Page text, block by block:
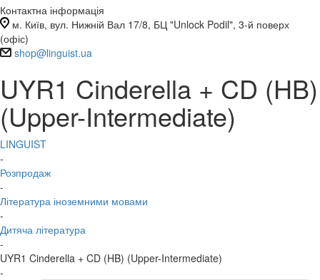
Контактна інформація
м. Київ, вул. Нижній Вал 17/8, БЦ "Unlock Podil", 3-й поверх
(офіс)
shop@linguist.ua
UYR1 Cinderella + CD (HB)
(Upper-Intermediate)
LINGUIST
-
Розпродаж
-
Література іноземними мовами
-
Дитяча література
-
UYR1 Cinderella + CD (HB) (Upper-Intermediate)
-